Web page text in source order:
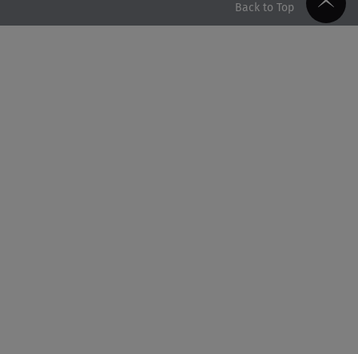
Back to Top